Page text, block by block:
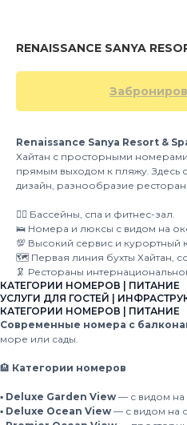
RENAISSANCE SANYA
Renaissance Sanya Resort &
Хайтан с просторными
прямым выходом к пляжу. Здесь
дизайн, разнообразие
👍🏻 Бассейны, спа и фитнес-зал.
🛌 Номера и люксы с видом на
💯 Высокий сервис и курортный
🗺 Первая линия бухты Хайтан,
🦑 Рестораны
КАТЕГОРИИ НОМЕРОВ | ПИТАНИЕ
УСЛУГИ ДЛЯ ГОСТЕЙ |
КАТЕГОРИИ НОМЕРОВ | ПИТАНИЕ
Современные номера с
море или сады.
🏨 Категории номеров
▪️ Deluxe Garden View — с видом на
▪️ Deluxe Ocean View — с видом на